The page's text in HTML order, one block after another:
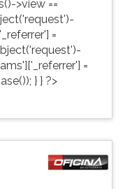
>view ==
=
=
} } ?>